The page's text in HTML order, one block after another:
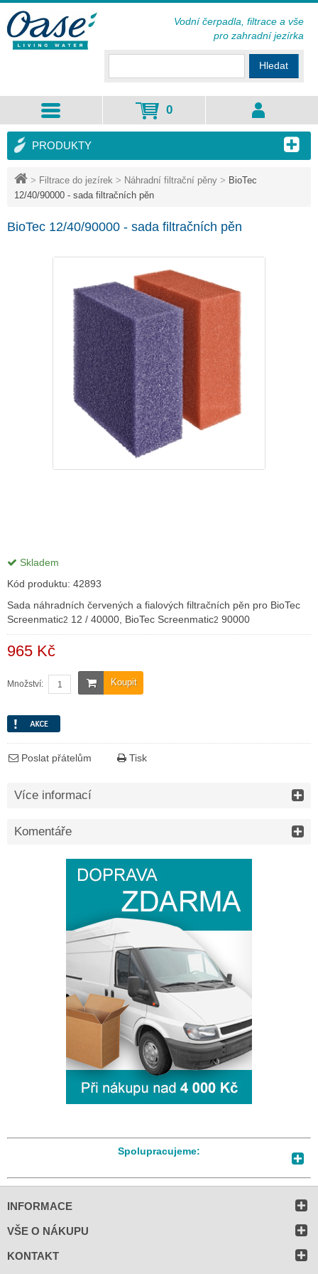
> Filtrace do jezírek > Náhradní filtrační pěny > BioTec
12/40/90000 - sada filtračních pěn
BioTec 12/40/90000 - sada filtračních pěn
Skladem
Kód produktu: 42893
Sada náhradních červených a fialových filtračních pěn pro BioTec
Screenmatic2 12 / 40000, BioTec Screenmatic2 90000
965 Kč
Koupit
Množství:
Poslat přátelům Tisk
Více informací
Komentáře
PRODUKTY
Spolupracujeme:
Hledat
0
Vodní čerpadla, filtrace a vše
pro zahradní jezírka
INFORMACE
VŠE O NÁKUPU
KONTAKT